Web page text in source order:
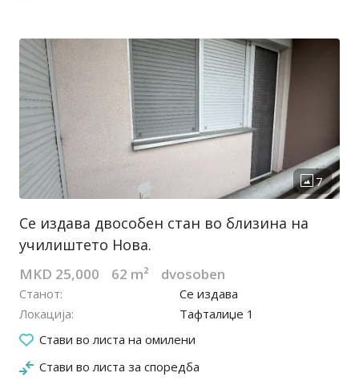
Се издава двособен стан во близина на
училиштето Нова.
MKD 25,000 62 m² dvosoben
Станот
Се издава
Локација
Тафталиџе 1
Стави во листа на омилени
Стави во листа за споредба
02.04.2025